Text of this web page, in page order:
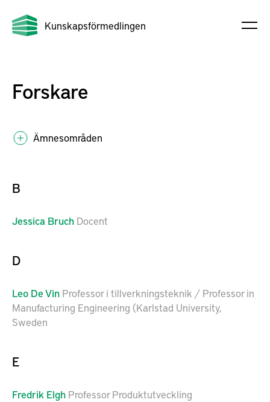
Kunskapsförmedlingen
Forskare
Ämnesområden
B
Jessica Bruch Docent
D
Leo De Vin Professor i tillverkningsteknik / Professor in
Manufacturing Engineering (Karlstad University,
Sweden
E
Fredrik Elgh Professor Produktutveckling